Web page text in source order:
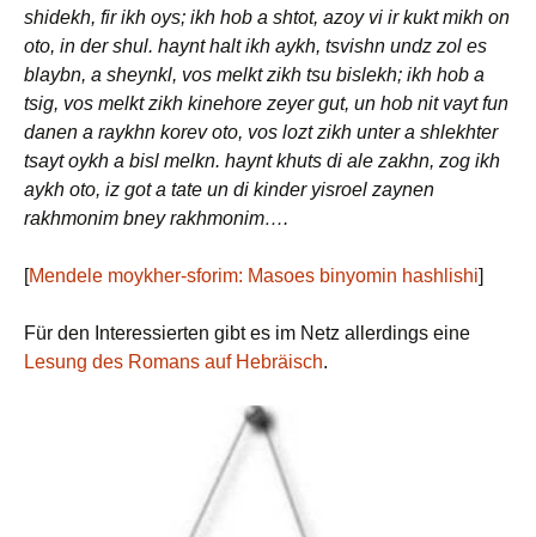
shidekh, fir ikh oys; ikh hob a shtot, azoy vi ir kukt mikh on
oto, in der shul. haynt halt ikh aykh, tsvishn undz zol es
blaybn, a sheynkl, vos melkt zikh tsu bislekh; ikh hob a
tsig, vos melkt zikh kinehore zeyer gut, un hob nit vayt fun
danen a raykhn korev oto, vos lozt zikh unter a shlekhter
tsayt oykh a bisl melkn. haynt khuts di ale zakhn, zog ikh
aykh oto, iz got a tate un di kinder yisroel zaynen
rakhmonim bney rakhmonim….
[Mendele moykher-sforim: Masoes binyomin hashlishi]
Für den Interessierten gibt es im Netz allerdings eine
Lesung des Romans auf Hebräisch.